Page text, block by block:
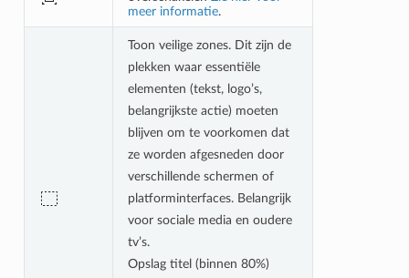
meer informatie.
Toon veilige zones. Dit zijn de
plekken waar essentiële
elementen (tekst, logo’s,
belangrijkste actie) moeten
blijven om te voorkomen dat
ze worden afgesneden door
verschillende schermen of
platforminterfaces. Belangrijk
voor sociale media en oudere
tv’s.
Opslag titel (binnen 80%)